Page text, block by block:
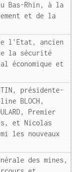
Bas-Rhin, à la
et de la
de l'Etat, ancien
la sécurité
économique et
présidente-
BLOCH,
Premier
et Nicolas
les nouveaux
des mines,